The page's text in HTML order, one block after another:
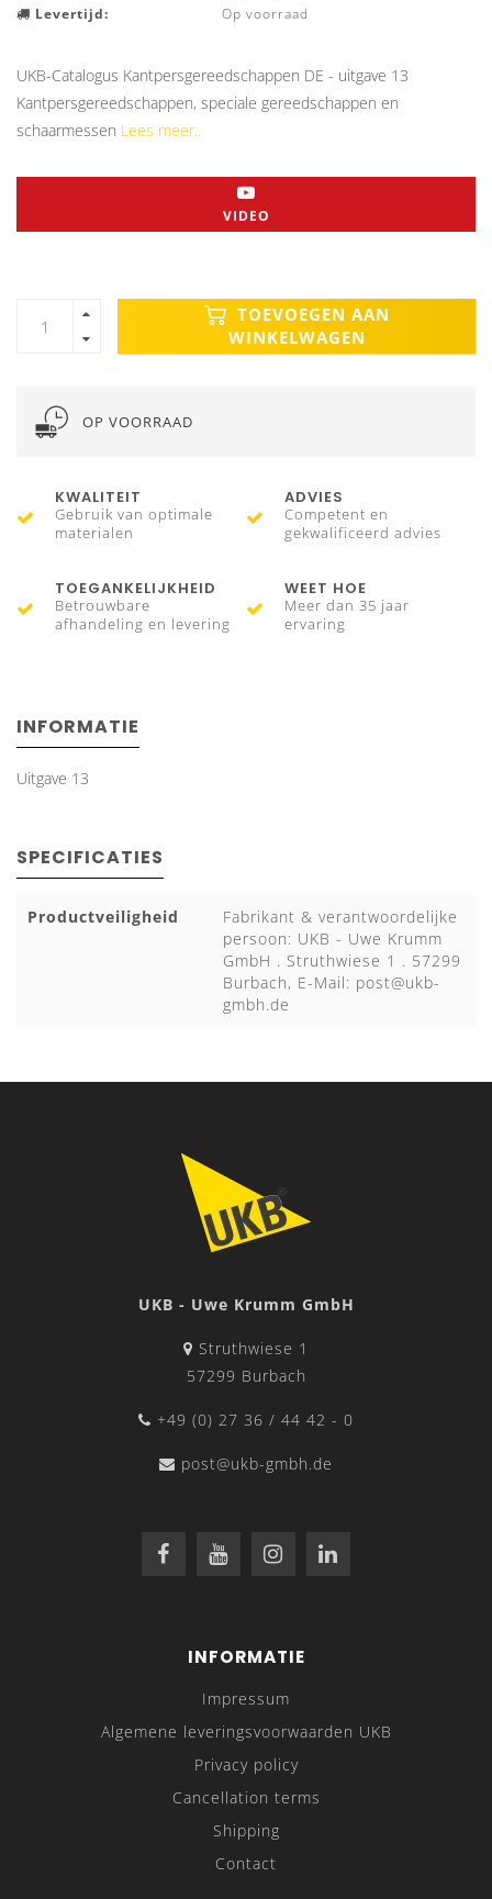
Levertijd:
Op voorraad
UKB-Catalogus Kantpersgereedschappen DE - uitgave 13
Kantpersgereedschappen, speciale gereedschappen en
schaarmessen Lees meer..
VIDEO
TOEVOEGEN AAN
WINKELWAGEN
OP VOORRAAD
KWALITEIT
Gebruik van optimale
materialen
ADVIES
Competent en
gekwalificeerd advies
TOEGANKELIJKHEID
Betrouwbare
afhandeling en levering
WEET HOE
Meer dan 35 jaar
ervaring
INFORMATIE
Uitgave 13
SPECIFICATIES
Productveiligheid
Fabrikant & verantwoordelijke
persoon: UKB - Uwe Krumm
GmbH . Struthwiese 1 . 57299
Burbach, E-Mail: post@ukb-
gmbh.de
UKB - Uwe Krumm GmbH
Struthwiese 1
57299 Burbach
+49 (0) 27 36 / 44 42 - 0
post@ukb-gmbh.de
INFORMATIE
Impressum
Algemene leveringsvoorwaarden UKB
Privacy policy
Cancellation terms
Shipping
Contact